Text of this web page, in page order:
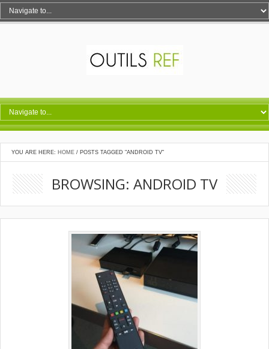
YOU ARE HERE: HOME / POSTS TAGGED "ANDROID TV"
BROWSING: ANDROID TV